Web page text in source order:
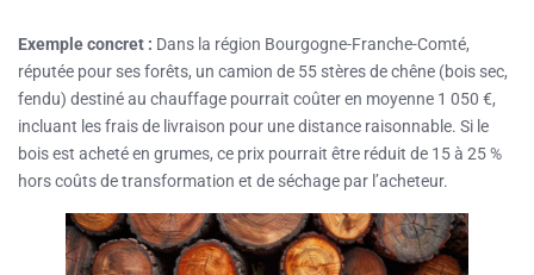
Exemple concret : Dans la région Bourgogne-Franche-Comté,
réputée pour ses forêts, un camion de 55 stères de chêne (bois sec,
fendu) destiné au chauffage pourrait coûter en moyenne 1 050 €,
incluant les frais de livraison pour une distance raisonnable. Si le
bois est acheté en grumes, ce prix pourrait être réduit de 15 à 25 %
hors coûts de transformation et de séchage par l’acheteur.